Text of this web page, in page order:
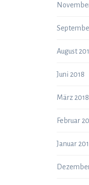
August
Juni 2018
März 2018
Februar
Januar